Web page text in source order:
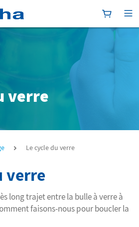
verre
Le cycle du verre
Le cycle du verre
verre
long trajet entre la bulle à verre à
faisons-nous pour boucler la